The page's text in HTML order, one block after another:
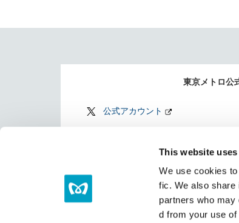
This website
We use cookies
fic. We also share
partners who may
d from your use
東京メトロ公
公式アカウント